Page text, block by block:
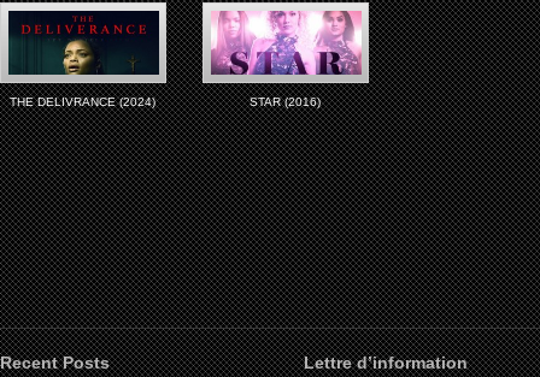
THE DELIVRANCE (2024) STAR (2016)
Recent Posts Lettre d’information